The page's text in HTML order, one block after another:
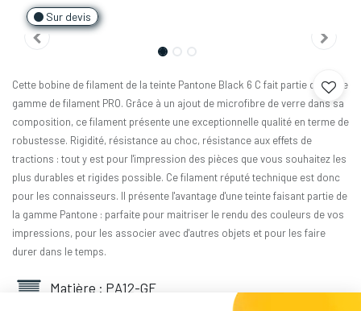
Sur devis
Cette bobine de filament de la teinte Pantone Black 6 C fait partie de notre
gamme de filament PRO. Grâce à un ajout de microfibre de verre dans sa
composition, ce filament présente une exceptionnelle qualité en terme de
robustesse. Rigidité, résistance au choc, résistance aux effets de
tractions : tout y est pour l'impression des pièces que vous souhaitez les
plus durables et rigides possible. Ce filament réputé technique est donc
pour les connaisseurs. Il présente l'avantage d'une teinte faisant partie de
la gamme Pantone : parfaite pour maitriser le rendu des couleurs de vos
impressions, pour les associer avec d'autres objets et pour les faire
durer dans le temps.
Matière : PA12-GF